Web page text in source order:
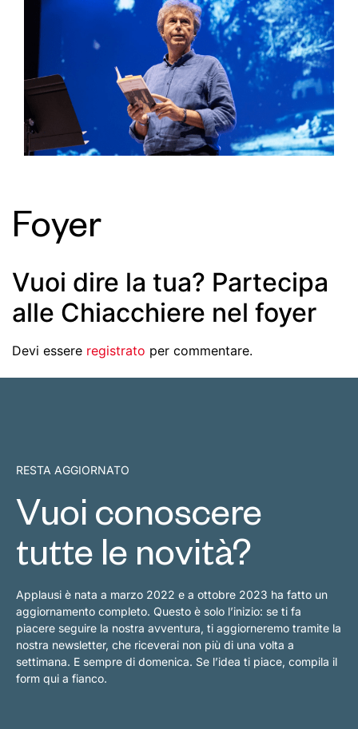
Foyer
Vuoi dire la tua? Partecipa
alle Chiacchiere nel foyer
Devi essere registrato per commentare.
RESTA AGGIORNATO
Vuoi conoscere
tutte le novità?
Applausi è nata a marzo 2022 e a ottobre 2023 ha fatto un
aggiornamento completo. Questo è solo l’inizio: se ti fa
piacere seguire la nostra avventura, ti aggiorneremo tramite la
nostra newsletter, che riceverai non più di una volta a
settimana. E sempre di domenica. Se l’idea ti piace, compila il
form qui a fianco.